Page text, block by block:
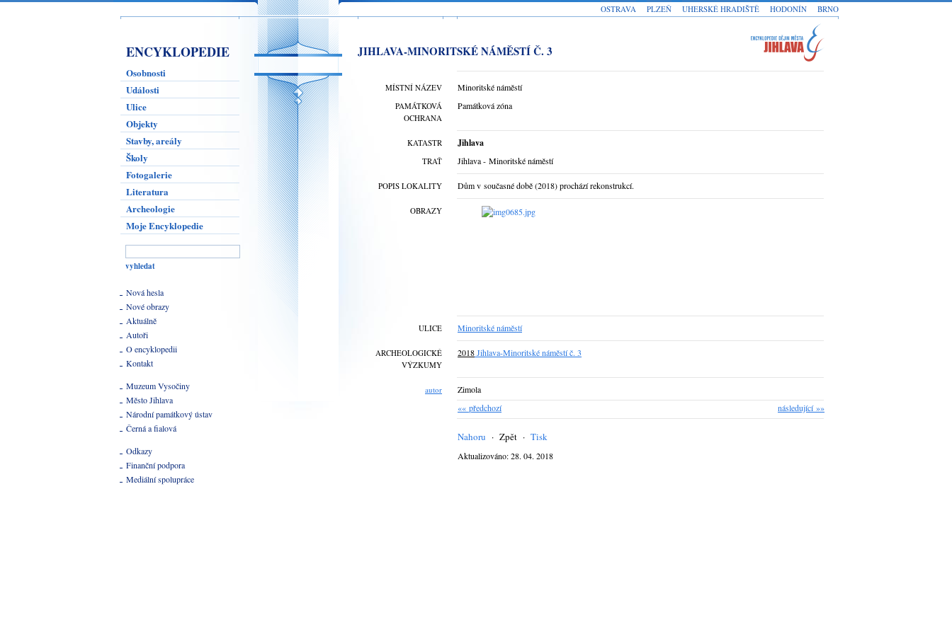
ENCYKLOPEDIE
Osobnosti
Události
Ulice
Objekty
Stavby, areály
Školy
Fotogalerie
Literatura
Archeologie
Moje Encyklopedie
Nová hesla
Nové obrazy
Aktuálně
Autoři
O encyklopedii
Kontakt
Muzeum Vysočiny
Město Jihlava
Národní památkový ústav
Černá a fialová
Odkazy
Finanční podpora
Mediální spolupráce
JIHLAVA-MINORITSKÉ NÁMĚSTÍ Č. 3
MÍSTNÍ NÁZEV Minoritské náměstí
PAMÁTKOVÁ
OCHRANA
Památková zóna
KATASTR Jihlava
TRAŤ Jihlava - Minoritské náměstí
POPIS LOKALITY Dům v současné době (2018) prochází rekonstrukcí.
OBRAZY
ULICE Minoritské náměstí
ARCHEOLOGICKÉ
VÝZKUMY
2018Jihlava-Minoritské náměstí č. 3
autor
Zimola
následující »»
«« předchozí
Nahoru · Zpět · Tisk
Aktualizováno: 28. 04. 2018
BRNO
HODONÍN
UHERSKÉ HRADIŠTĚ
PLZEŇ
OSTRAVA